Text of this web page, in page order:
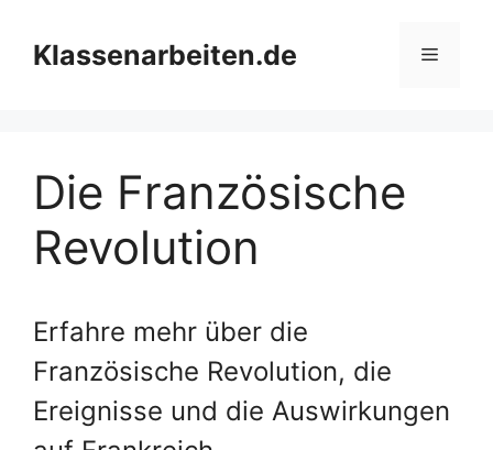
Inhalt
springenKlassenarbeiten.de Menü
Die Französische
Revolution
Erfahre mehr über die
Französische Revolution, die
Ereignisse und die Auswirkungen